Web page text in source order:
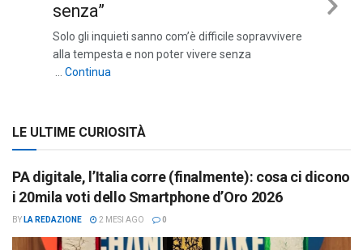
senza”
Solo gli inquieti sanno com’è difficile sopravvivere
alla tempesta e non poter vivere senza
… Continua
LE ULTIME CURIOSITÀ
PA digitale, l’Italia corre (finalmente): cosa ci dicono
i 20mila voti dello Smartphone d’Oro 2026
BY LA REDAZIONE 2 MESI AGO 0